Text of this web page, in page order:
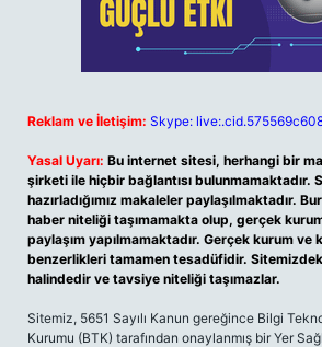
Reklam ve İletişim: Skype:
Yasal Uyarı: Bu internet sitesi, herhangi bir
şirketi ile hiçbir bağlantısı bulunmamaktadır.
hazırladığımız makaleler paylaşılmaktadır.
haber niteliği taşımamakta olup, gerçek
paylaşım yapılmamaktadır. Gerçek kurum ve
benzerlikleri tamamen tesadüfidir.
halindedir ve tavsiye niteliği taşımazlar.
Sitemiz, 5651 Sayılı Kanun gereğince Bilgi
Kurumu (BTK) tarafından onaylanmış bir Yer